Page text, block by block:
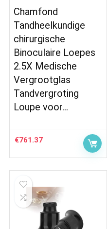
Chamfond
Tandheelkundige
chirurgische
Binoculaire Loepes
2.5X Medische
Vergrootglas
Tandvergroting
Loupe voor…
€761.37